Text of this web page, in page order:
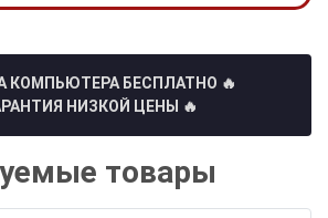
КОМПЬЮТЕРА БЕСПЛАТНО 🔥
НИЗКОЙ ЦЕНЫ 🔥
товары